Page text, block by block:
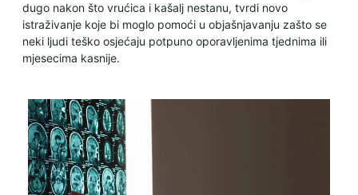
dugo nakon što vrućica i kašalj nestanu, tvrdi novo
istraživanje koje bi moglo pomoći u objašnjavanju zašto se
neki ljudi teško osjećaju potpuno oporavljenima tjednima ili
mjesecima kasnije.